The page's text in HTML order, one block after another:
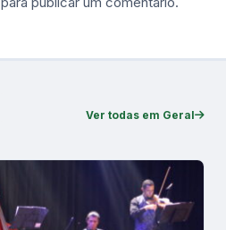
Ver todas em Geral